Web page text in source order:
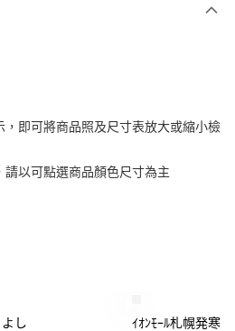
即可將商品照及尺寸表放大或縮小檢
以可點選商品顏色尺寸為主
よし ｲｵﾝﾓｰﾙ札幌発寒